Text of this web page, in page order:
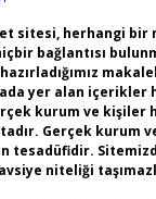
sitesi, herhangi bir
bağlantısı
yer alan içerikler
kurum ve kişiler
Gerçek kurum
tesadüfidir.
niteliği